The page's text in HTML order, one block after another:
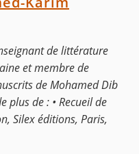
de littérature
et membre de
de Mohamed Dib
plus de : • Recueil de
Silex éditions, Paris,